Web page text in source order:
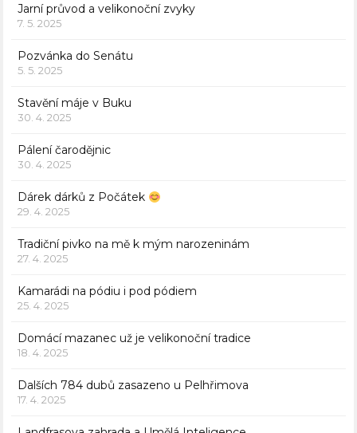
Jarní průvod a velikonoční zvyky
7. 5. 2025
Pozvánka do Senátu
5. 5. 2025
Stavění máje v Buku
30. 4. 2025
Pálení čarodějnic
30. 4. 2025
Dárek dárků z Počátek
29. 4. 2025
Tradiční pivko na mě k mým narozeninám
27. 4. 2025
Kamarádi na pódiu i pod pódiem
25. 4. 2025
Domácí mazanec už je velikonoční tradice
18. 4. 2025
Dalších 784 dubů zasazeno u Pelhřimova
17. 4. 2025